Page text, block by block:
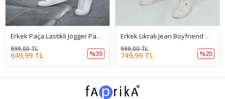
Erkek Paça Lastikli Jogger Pantolon
649,99 TL
999,00 TL
%35
Erkek Likralı Jean Boyfriend Denim Açık Mavi Kot Pantolon
749,99 TL
999,00 TL
%25